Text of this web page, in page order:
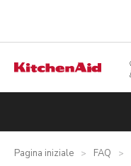
Pagina iniziale > FAQ >